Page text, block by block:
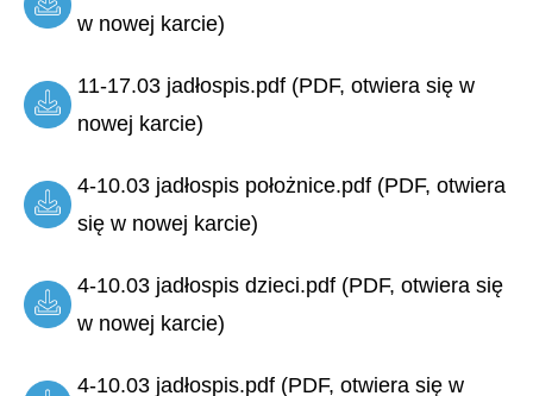
w nowej karcie)
11-17.03 jadłospis.pdf (PDF, otwiera się w
nowej karcie)
4-10.03 jadłospis położnice.pdf (PDF, otwiera
się w nowej karcie)
4-10.03 jadłospis dzieci.pdf (PDF, otwiera się
w nowej karcie)
4-10.03 jadłospis.pdf (PDF, otwiera się w